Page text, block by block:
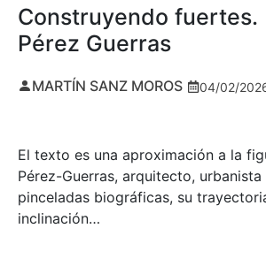
Construyendo fuertes.
Pérez Guerras
MARTÍN SANZ MOROS 04/02/
El texto es una aproximación a la
Pérez-Guerras, arquitecto,
pinceladas biográficas, su
inclinación…